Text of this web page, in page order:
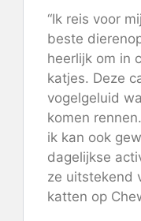
“Ik reis voor
beste
heerlijk om in
katjes. Deze
vogelgeluid
komen
ik kan ook
dagelijkse
ze uitstekend
katten op